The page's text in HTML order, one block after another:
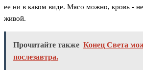
ее ни в каком виде. Мясо можно, кровь -
живой.
Прочитайте также Конец Света
послезавтра.